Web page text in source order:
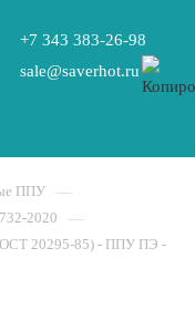
+7 343 383-26-98
sale@saverhot.ru
ППУ —
2020 —
20295-85) - ППУ ПЭ -